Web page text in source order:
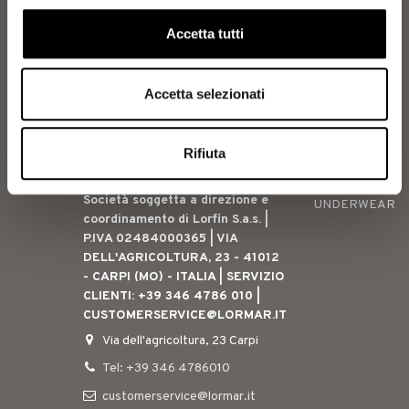
Accetta tutti
Accetta selezionati
Rifiuta
Metodi di pagamento
LORMAR S.R.L. Unipersonale -
Società soggetta a direzione e
coordinamento di Lorfin S.a.s. |
P.IVA 02484000365 | VIA
DELL'AGRICOLTURA, 23 - 41012
- CARPI (MO) - ITALIA | SERVIZIO
CLIENTI: +39 346 4786 010 |
CUSTOMERSERVICE@LORMAR.IT
Via dell'agricoltura, 23 Carpi
Tel: +39 346 4786010
customerservice@lormar.it
NIGHTWEAR
UNDERWEAR